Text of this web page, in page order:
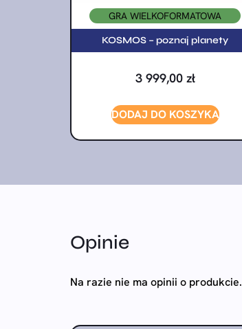
GRA WIELKOFORMATOWA
KOSMOS – poznaj planety
3 999,00 zł
DODAJ DO KOSZYKA
Opinie
Na razie nie ma opinii o produkcie.